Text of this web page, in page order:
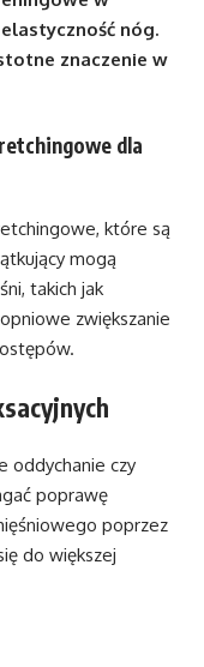
nóg.
znaczenie w
dla
które są
mogą
takich jak
zwiększanie
oddychanie czy
poprawę
poprzez
do większej